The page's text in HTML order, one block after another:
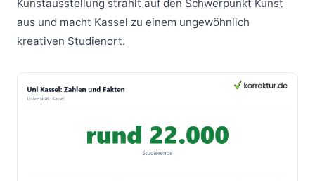
Kunstausstellung strahlt auf den Schwerpunkt Kunst
aus und macht Kassel zu einem ungewöhnlich
kreativen Studienort.